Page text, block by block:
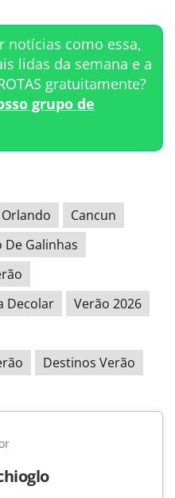
notícias como essa,
lidas da semana e a
gratuitamente?
grupo de
Orlando
Cancun
De Galinhas
Decolar
Verão 2026
Destinos Verão